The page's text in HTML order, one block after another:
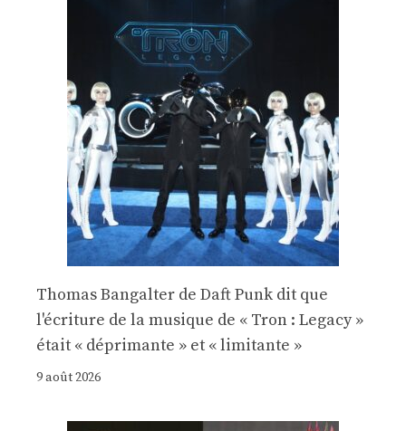
Thomas Bangalter de Daft Punk dit que
l'écriture de la musique de « Tron : Legacy »
était « déprimante » et « limitante »
9 août 2026